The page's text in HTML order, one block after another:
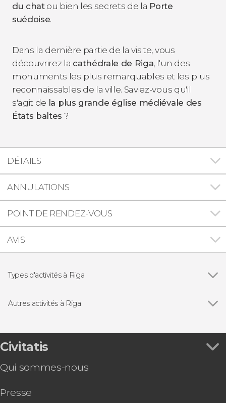
du chatou bien les secrets de la Porte
suédoise.
Dans la dernière partie de la visite, vous
découvrirez la cathédrale de Riga, l'un des
monuments les plus remarquables et les plus
reconnaissables de la ville. Saviez-vous qu'il
s'agit de la plus grande église médiévale des
États baltes ?
DÉTAILS
ANNULATIONS
POINT DE RENDEZ-VOUS
AVIS
Types d'activités à Riga
Free Tour
Autres activités à Riga
Balade en bateau sur le fleuve Daugava au
coucher du soleil
Basic Riga Pass
Balade à vélo dans Riga
Civitatis
Qui sommes-nous
Presse